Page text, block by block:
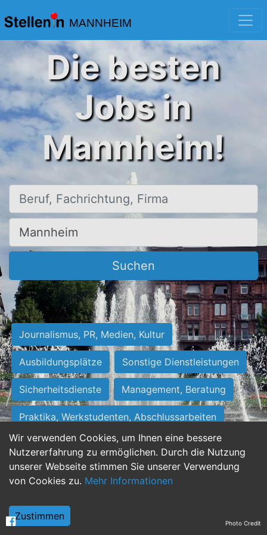
MANNHEIM
Wir verwenden Cookies, um Ihnen eine bessere
Nutzererfahrung zu ermöglichen. Durch die Nutzung
unserer Webseite stimmen Sie unserer Verwendung
von Cookies zu. Mehr Informationen
Zustimmen
Die besten
Jobs in
Mannheim!
Beruf, Fachrichtung, Firma
Ort, Stadt
Suchen
Journalismus, PR, Medien, Kultur
Ausbildungsplätze Sonstige Dienstleistungen
Sicherheitsdienste Management, Beratung
Praktika, Werkstudenten, Abschlussarbeiten
Personalwesen Assistenz, Sekretariat
Hilfskräfte, Aushilfs- und Nebenjobs
Weiterbildung, Studium, duale Ausbildung Photo Credit